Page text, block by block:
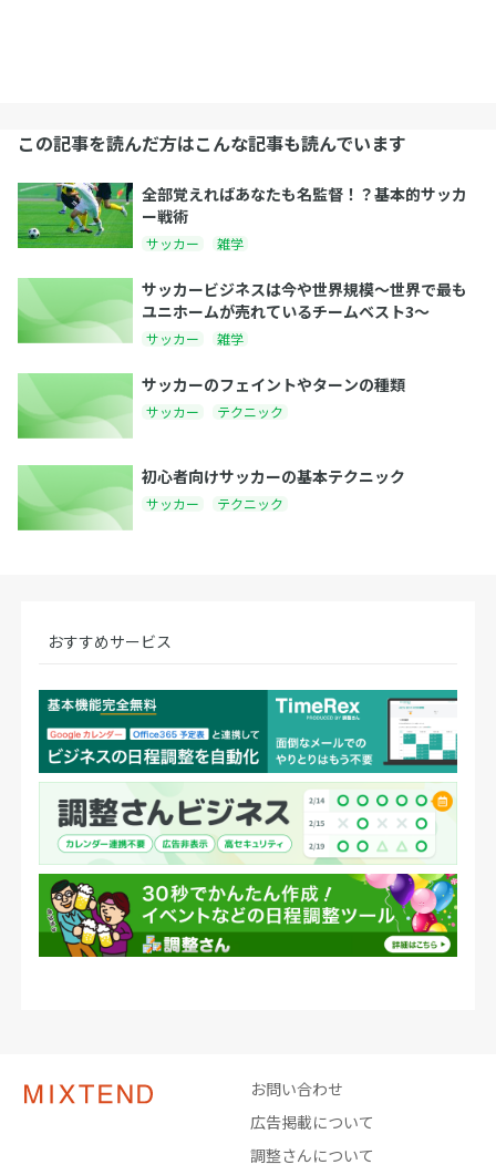
この記事を読んだ方はこんな記事も読んでいます
全部覚えればあなたも名監督！？基本的サッカ
ー戦術
サッカー 雑学
サッカービジネスは今や世界規模〜世界で最も
ユニホームが売れているチームベスト3〜
サッカー 雑学
サッカーのフェイントやターンの種類
サッカー テクニック
初心者向けサッカーの基本テクニック
サッカー テクニック
おすすめサービス
お問い合わせ
広告掲載について
調整さんについて